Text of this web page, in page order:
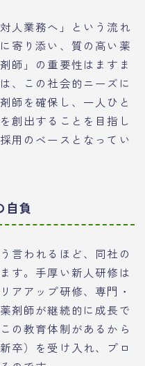
人業務へ」という流れ
寄り添い、質の高い薬
師」の重要性はますま
、この社会的ニーズに
師を確保し、一人ひと
創出することを目指し
用のベースとなってい
負
言われるほど、同社の
す。手厚い新人研修は
アアップ研修、専門・
剤師が継続的に成長で
の教育体制があるから
卒）を受け入れ、プロ